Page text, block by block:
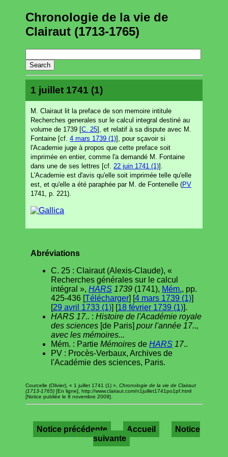
Chronologie de la vie de
Clairaut (1713-1765)
1 juillet 1741 (1)
M. Clairaut lit la preface de son memoire intitule
Recherches generales sur le calcul integral destiné au
volume de 1739 [C. 25], et relatif à sa dispute avec M.
Fontaine [cf. 4 mars 1739 (1)], pour sçavoir si
l'Academie juge à propos que cette preface soit
imprimée en entier, comme l'a demandé M. Fontaine
dans une de ses lettres [cf. 22 juin 1741 (1)].
L'Academie est d'avis qu'elle soit imprimée telle qu'elle
est, et qu'elle a été paraphée par M. de Fontenelle (PV
1741, p. 221).
Abréviations
C. 25 : Clairaut (Alexis-Claude), «
Recherches générales sur le calcul
intégral », HARS 1739 (1741), Mém., pp.
425-436 [Télécharger] [4 mars 1739 (1)]
[29 avril 1733 (1)] [18 février 1739 (1)].
HARS 17.. : Histoire de l'Académie royale
des sciences [de Paris] pour l'année 17..,
avec les mémoires...
Mém. : Partie Mémoires de HARS 17..
PV : Procès-Verbaux, Archives de
l'Académie des sciences, Paris.
Courcelle (Olivier), « 1 juillet 1741 (1) », Chronologie de la vie de Clairaut
(1713-1765) [En ligne], http://www.clairaut.com/n1juillet1741po1pf.html
[Notice publiée le 8 novembre 2009].
Notice précédente Accueil
Notice
suivante